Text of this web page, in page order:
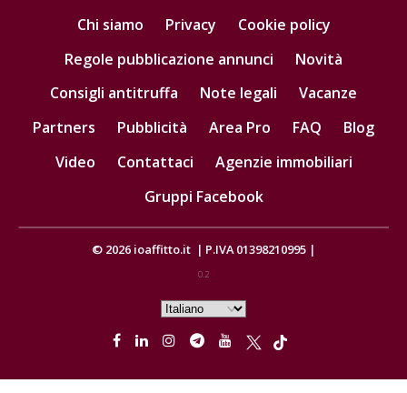
Chi siamo Privacy
Cookie policy
Regole pubblicazione annunci
Novità
Consigli antitruffa
Note legali
Vacanze
Partners
Pubblicità Area Pro FAQ
Blog
Video
Contattaci
Agenzie immobiliari
Gruppi Facebook
© 2026 ioaffitto.it | P.IVA 01398210995 |
0.2